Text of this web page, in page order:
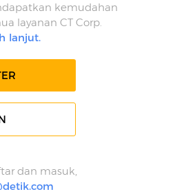
kemudahan
layanan CT Corp.
lanjut.
dan masuk,